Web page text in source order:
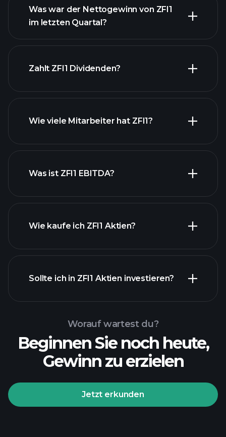
ZFI1 Gewinnen
finanzielle
Was war der Nettogewinn von ZFI1
im letzten Quartal?
Zahlt ZFI1 Dividenden?
Wie viele Mitarbeiter hat ZFI1?
Was ist ZFI1 EBITDA?
Wie kaufe ich ZFI1 Aktien?
Sollte ich in ZFI1 Aktien investieren?
Worauf wartest du?
Beginnen Sie noch heute,
Gewinn zu erzielen
Jetzt erkunden